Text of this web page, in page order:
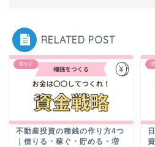
RELATED POST
増やす
不動産投資の種銭の作り方4つ
｜借りる・稼ぐ・貯める・増